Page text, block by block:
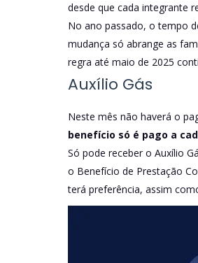
desde que cada integrante
No ano passado, o tempo
mudança só abrange as
regra até maio de 2025
Auxílio Gás
Neste mês não haverá o
benefício só é pago a
Só pode receber o Auxílio
o Benefício de Prestação
terá preferência, assim